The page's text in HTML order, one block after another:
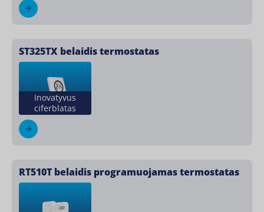
ST325TX belaidis termostatas
Inovatyvus
ciferblatas
RT510T belaidis programuojamas termostatas